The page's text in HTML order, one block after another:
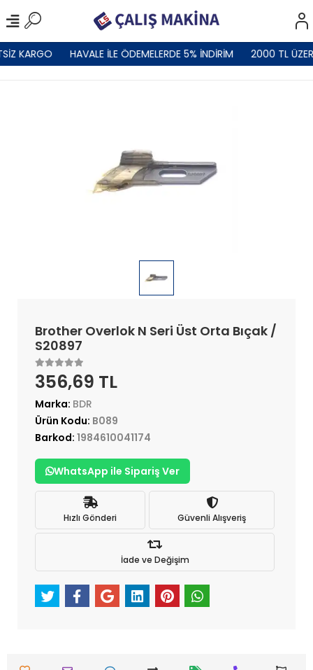
KARGO HAVALE İLE ÖDEMELERDE 5% İNDİRİM 2000 TL
Brother Overlok N Seri Üst Orta Bıçak /
S20897
356,69 TL
Marka: BDR
Ürün Kodu: B089
Barkod: 1984610041174
WhatsApp ile Sipariş Ver
Hızlı Gönderi Güvenli Alışveriş
İade ve Değişim